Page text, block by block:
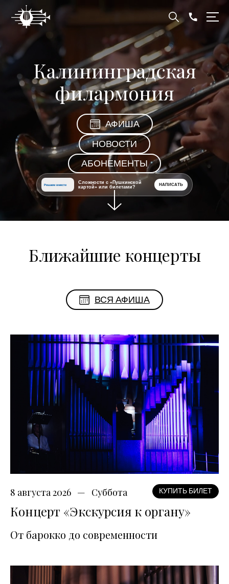
Калининградская
филармония
АФИША
НОВОСТИ
АБОНЕМЕНТЫ
Решаем вместе
Сложности с «Пушкинской
картой» или билетами?
НАПИСАТЬ
Ближайшие концерты
ВСЯ АФИША
8 августа 2026 Суббота КУПИТЬ БИЛЕТ
Концерт «Экскурсия к органу»
От барокко до современности